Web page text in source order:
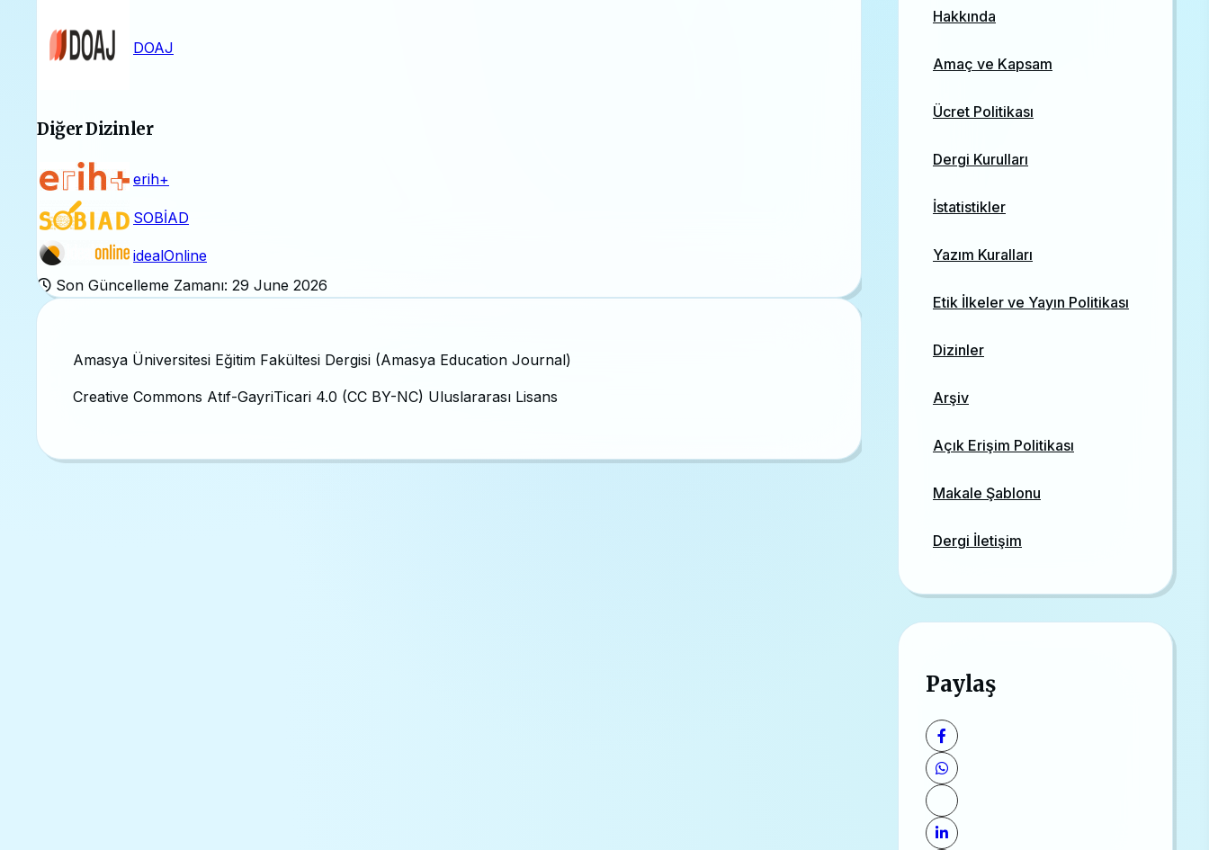
DOAJ
Diğer Dizinler
erih+
SOBİAD
idealOnline
Son Güncelleme Zamanı: 29 June 2026
Amasya Üniversitesi Eğitim Fakültesi Dergisi (Amasya Education Journal)
Creative Commons Atıf-GayriTicari 4.0 (CC BY-NC) Uluslararası Lisans
Hakkında
Amaç ve Kapsam
Ücret Politikası
Dergi Kurulları
İstatistikler
Yazım Kuralları
Etik İlkeler ve Yayın Politikası
Dizinler
Arşiv
Açık Erişim Politikası
Makale Şablonu
Dergi İletişim
Paylaş